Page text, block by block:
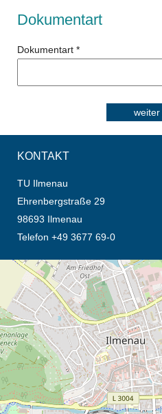
Dokumentart
Dokumentart *
weiter
KONTAKT
TU Ilmenau
Ehrenbergstraße 29
98693 Ilmenau
Telefon +49 3677 69-0
Öffnet die Anfahrtsbeschreibung in